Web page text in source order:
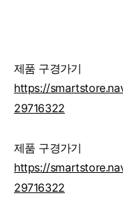
제품 구경가기
https://
29716322
제품 구경가기
https://
29716322